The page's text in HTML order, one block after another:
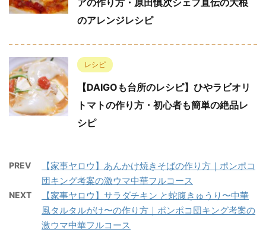
のアレンジレシピ
レシピ
【DAIGOも台所のレシピ】ひやラビオリ
トマトの作り方・初心者も簡単の絶品レ
シピ
PREV
【家事ヤロウ】あんかけ焼きそばの作り方｜ポンポコ
団キング考案の激ウマ中華フルコース
NEXT
【家事ヤロウ】サラダチキン と蛇腹きゅうり〜中華
風タルタルがけ〜の作り方｜ポンポコ団キング考案の
激ウマ中華フルコース